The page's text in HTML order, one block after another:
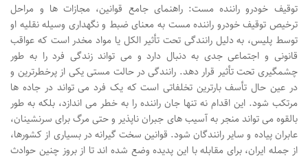
توقیف خودرو راننده مست: راهنمای جامع قوانین، مجازات ها و مراحل
ترخیص توقیف خودرو راننده مست به معنای ضبط و نگهداری وسیله نقلیه او
توسط پلیس، به دلیل رانندگی تحت تأثیر الکل یا مواد مخدر است که عواقب
قانونی و اجتماعی جدی به دنبال دارد و می تواند زندگی فرد را به طور
چشمگیری تحت تأثیر قرار دهد. رانندگی در حالت مستی یکی از پرخطرترین و
در عین حال تأسف بارترین تخلفاتی است که یک فرد می تواند در جاده ها
مرتکب شود. این اقدام نه تنها جان راننده را به خطر می اندازد، بلکه به طور
بالقوه می تواند منجر به آسیب های جبران ناپذیر و حتی مرگ برای سرنشینان،
عابران پیاده و سایر رانندگان شود. قوانین سخت گیرانه در بسیاری از کشورها،
از جمله ایران، برای مقابله با این پدیده وضع شده اند تا از بروز چنین حوادث